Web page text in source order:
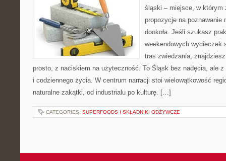
śląski – miejsce, w którym
propozycje na poznawanie
dookoła. Jeśli szukasz
weekendowych wycieczek
tras zwiedzania,
prosto, z naciskiem na użyteczność. To Śląsk bez nadęcia, ale
i codziennego życia. W centrum narracji stoi wielowątkowość
naturalne zakątki, od industrialu po kulturę. […]
CATEGORIES: SUPERFOODS I SKŁADNIKI ODŻYWCZE